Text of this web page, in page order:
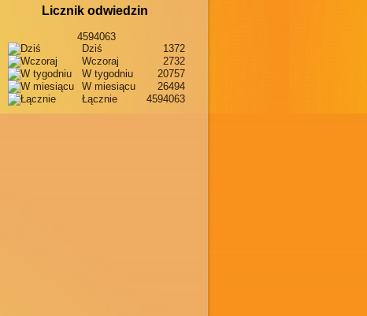
Licznik odwiedzin
4594063
Dziś
1372
Wczoraj
2732
W tygodniu
20757
W miesiącu
26494
Łącznie
4594063